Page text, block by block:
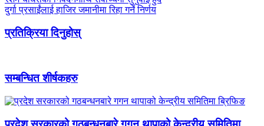
दुर्गा प्रसाईंलाई हाजिर जमानीमा रिहा गर्ने निर्णय
प्रतिक्रिया दिनुहोस्
सम्बन्धित शीर्षकहरु